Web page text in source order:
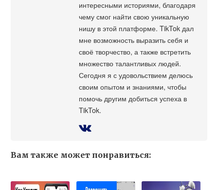
интересными историями, благодаря
чему смог найти свою уникальную
нишу в этой платформе. TikTok дал
мне возможность выразить себя и
своё творчество, а также встретить
множество талантливых людей.
Сегодня я с удовольствием делюсь
своим опытом и знаниями, чтобы
помочь другим добиться успеха в
TikTok.
Вам также может понравиться: